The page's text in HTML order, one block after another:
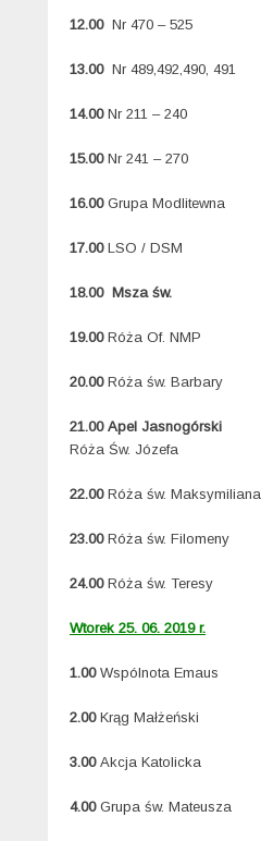
12.00Nr 470 – 525
13.00 Nr 489,492,490, 491
14.00Nr 211 – 240
15.00Nr 241 – 270
16.00 Grupa Modlitewna
17.00 LSO / DSM
18.00 Msza św.
19.00 Róża Of. NMP
20.00 Róża św. Barbary
21.00 Apel Jasnogórski
Róża Św. Józefa
22.00Róża św. Maksymiliana
23.00 Róża św. Filomeny
24.00Róża św. Teresy
Wtorek 25. 06. 2019 r.
1.00 Wspólnota Emaus
2.00 Krąg Małżeński
3.00 Akcja Katolicka
4.00Grupa św. Mateusza